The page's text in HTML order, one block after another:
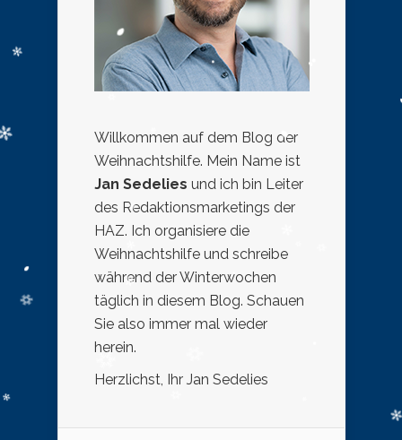
Willkommen auf dem Blog der
Weihnachtshilfe. Mein Name ist
Jan Sedelies und ich bin Leiter
des Redaktionsmarketings der
HAZ. Ich organisiere die
Weihnachtshilfe und schreibe
während der Winterwochen
täglich in diesem Blog. Schauen
Sie also immer mal wieder
herein.
Herzlichst, Ihr Jan Sedelies